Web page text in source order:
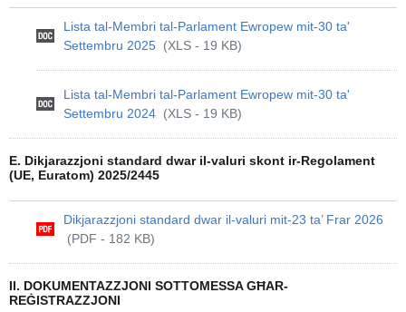
Lista tal-Membri tal-Parlament Ewropew mit-30 ta'
Settembru 2025 (XLS - 19 KB)
Lista tal-Membri tal-Parlament Ewropew mit-30 ta'
Settembru 2024 (XLS - 19 KB)
E. Dikjarazzjoni standard dwar il-valuri skont ir-Regolament
(UE, Euratom) 2025/2445
Dikjarazzjoni standard dwar il-valuri mit-23 ta’ Frar 2026
(PDF - 182 KB)
II. DOKUMENTAZZJONI SOTTOMESSA GĦAR-
REĠISTRAZZJONI